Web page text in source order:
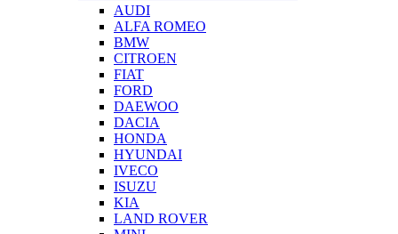
AUDI
ALFA ROMEO
BMW
CITROEN
FIAT
FORD
DAEWOO
DACIA
HONDA
HYUNDAI
IVECO
ISUZU
KIA
LAND ROVER